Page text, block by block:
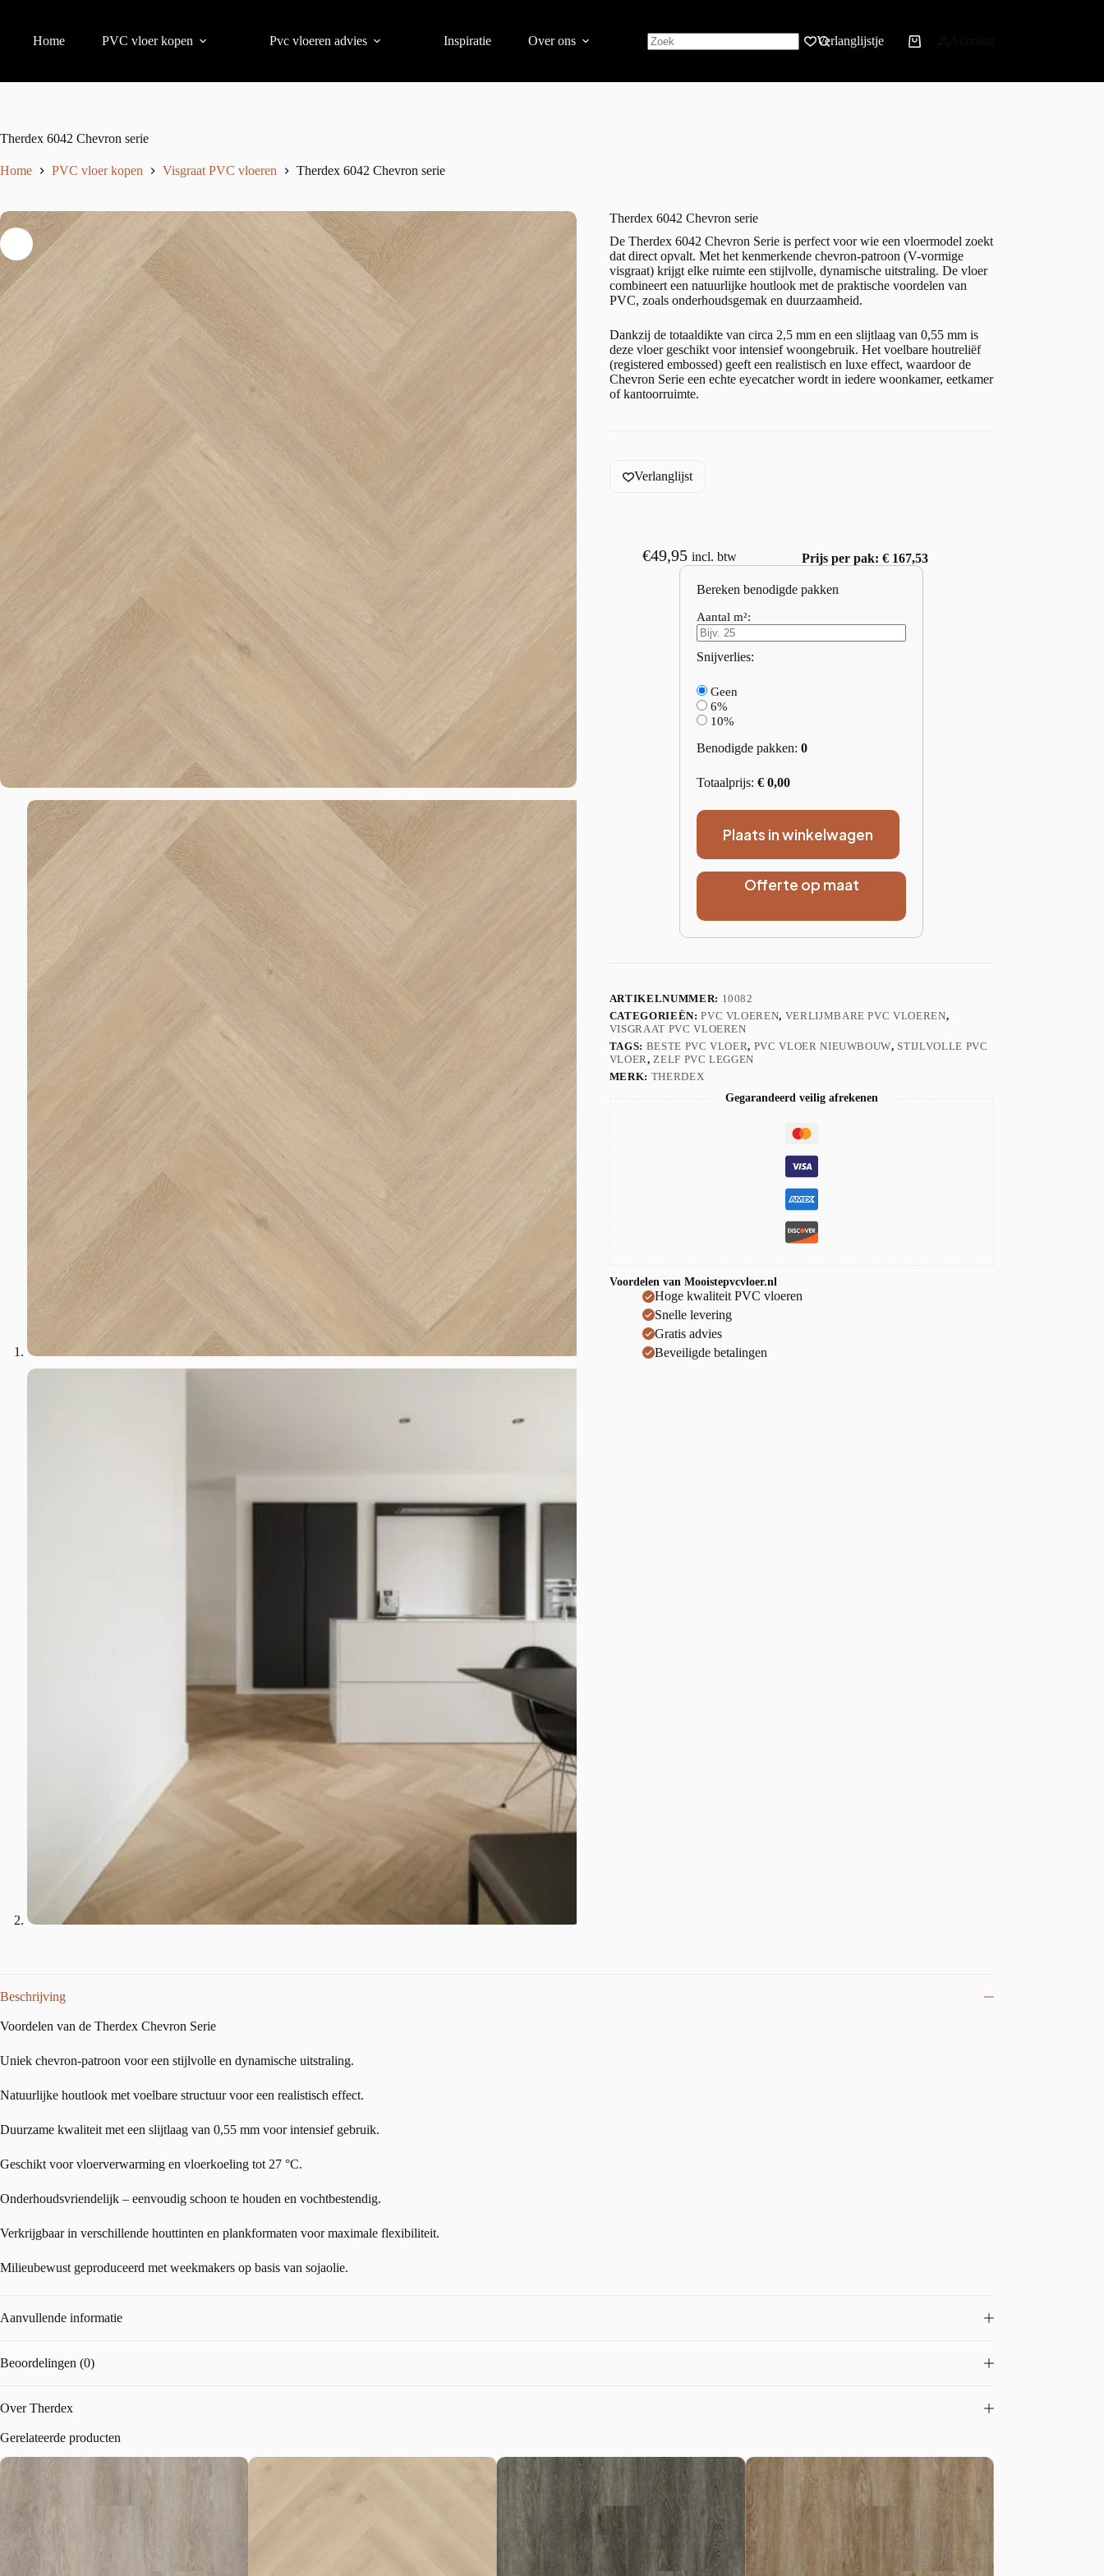
Home PVC vloer kopen Pvc vloeren advies Inspiratie Over ons Verlanglijstje
Therdex 6042 Chevron serie
Home PVC vloer kopen Visgraat PVC vloeren Therdex 6042 Chevron serie
Therdex 6042 Chevron serie
De Therdex 6042 Chevron Serie is perfect voor wie een vloermodel zoekt
dat direct opvalt. Met het kenmerkende chevron-patroon (V-vormige
visgraat) krijgt elke ruimte een stijlvolle, dynamische uitstraling. De vloer
combineert een natuurlijke houtlook met de praktische voordelen van
PVC, zoals onderhoudsgemak en duurzaamheid.
Dankzij de totaaldikte van circa 2,5 mm en een slijtlaag van 0,55 mm is
deze vloer geschikt voor intensief woongebruik. Het voelbare houtreliëf
(registered embossed) geeft een realistisch en luxe effect, waardoor de
Chevron Serie een echte eyecatcher wordt in iedere woonkamer, eetkamer
of kantoorruimte.
Verlanglijst
€49,95 incl. btw Prijs per pak: € 167,53
Bereken benodigde pakken
Aantal m²:
Snijverlies:
Geen
6%
10%
Benodigde pakken:0
Totaalprijs:€0,00
Plaats in winkelwagen
Offerte op maat
ARTIKELNUMMER: 10082
CATEGORIEËN:PVC VLOEREN, VERLIJMBARE PVC VLOEREN,
VISGRAAT PVC VLOEREN
TAGS: BESTE PVC VLOER, PVC VLOER NIEUWBOUW, STIJLVOLLE PVC
VLOER,ZELF PVC LEGGEN
MERK: THERDEX
Gegarandeerd veilig afrekenen
Voordelen van Mooistepvcvloer.nl
Hoge kwaliteit PVC vloeren
Snelle levering
Gratis advies
Beveiligde betalingen
Beschrijving
Voordelen van de Therdex Chevron Serie
Uniek chevron-patroon voor een stijlvolle en dynamische uitstraling.
Natuurlijke houtlook met voelbare structuur voor een realistisch effect.
Duurzame kwaliteit met een slijtlaag van 0,55 mm voor intensief gebruik.
Geschikt voor vloerverwarming en vloerkoeling tot 27 °C.
Onderhoudsvriendelijk – eenvoudig schoon te houden en vochtbestendig.
Verkrijgbaar in verschillende houttinten en plankformaten voor maximale flexibiliteit.
Milieubewust geproduceerd met weekmakers op basis van sojaolie.
Aanvullende informatie
Beoordelingen (0)
Over Therdex
Gerelateerde producten